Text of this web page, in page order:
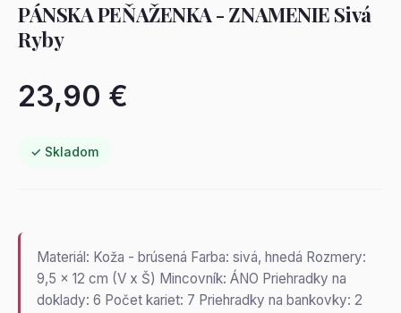
PÁNSKA PEŇAŽENKA - ZNAMENIE Sivá
Ryby
23,90 €
✓ Skladom
Materiál: Koža - brúsená Farba: sivá, hnedá Rozmery:
9,5 x 12 cm (V x Š) Mincovník: ÁNO Priehradky na
doklady: 6 Počet kariet: 7 Priehradky na bankovky: 2